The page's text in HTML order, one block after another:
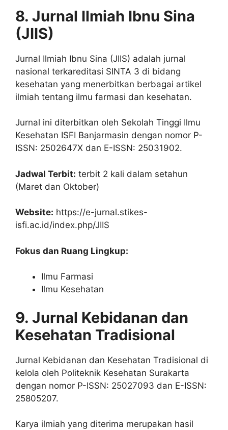
8. Jurnal Ilmiah Ibnu Sina
(JIIS)
Jurnal Ilmiah Ibnu Sina (JIIS) adalah jurnal
nasional terkareditasi SINTA 3 di bidang
kesehatan yang menerbitkan berbagai artikel
ilmiah tentang ilmu farmasi dan kesehatan.
Jurnal ini diterbitkan oleh Sekolah Tinggi Ilmu
Kesehatan ISFI Banjarmasin dengan nomor P-
ISSN: 2502647X dan E-ISSN: 25031902.
Jadwal Terbit: terbit 2 kali dalam setahun
(Maret dan Oktober)
Website: https://e-jurnal.stikes-
isfi.ac.id/index.php/JIIS
Fokus dan Ruang Lingkup:
Ilmu Farmasi
Ilmu Kesehatan
9. Jurnal Kebidanan dan
Kesehatan Tradisional
Jurnal Kebidanan dan Kesehatan Tradisional di
kelola oleh Politeknik Kesehatan Surakarta
dengan nomor P-ISSN: 25027093 dan E-ISSN:
25805207.
Karya ilmiah yang diterima merupakan hasil